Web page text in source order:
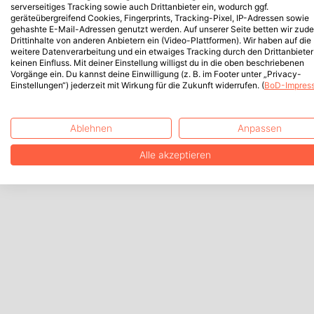
serverseitiges Tracking sowie auch Drittanbieter ein, wodurch ggf.
geräteübergreifend Cookies, Fingerprints, Tracking-Pixel, IP-Adressen sowie
gehashte E-Mail-Adressen genutzt werden. Auf unserer Seite betten wir
Drittinhalte von anderen Anbietern ein (Video-Plattformen). Wir haben auf die
weitere Datenverarbeitung und ein etwaiges Tracking durch den Drittanbieter
keinen Einfluss. Mit deiner Einstellung willigst du in die oben beschriebenen
Vorgänge ein. Du kannst deine Einwilligung (z. B. im Footer unter „Privacy-
Einstellungen“) jederzeit mit Wirkung für die Zukunft widerrufen. (BoD-
Ablehnen Anpassen
Alle akzeptieren